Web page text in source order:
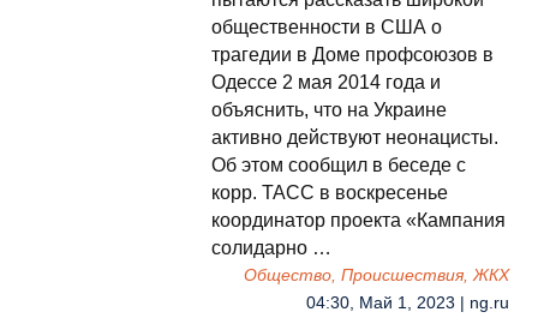
общественности в США о
трагедии в Доме профсоюзов в
Одессе 2 мая 2014 года и
объяснить, что на Украине
активно действуют неонацисты.
Об этом сообщил в беседе с
корр. ТАСС в воскресенье
координатор проекта «Кампания
солидарно …
Общество, Происшествия, ЖКХ
04:30, Май 1, 2023 | ng.ru